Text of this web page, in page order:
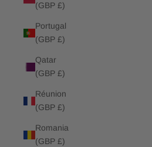
(GBP £)
Portugal
(GBP £)
Qatar
(GBP £)
Réunion
(GBP £)
Romania
(GBP £)